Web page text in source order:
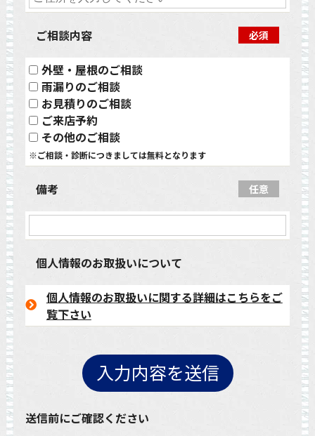
ご相談内容 必須
外壁・屋根のご相談
雨漏りのご相談
お見積りのご相談
ご来店予約
その他のご相談
※ご相談・診断につきましては無料となります
備考 任意
個人情報のお取扱いについて
個人情報のお取扱いに関する詳細はこちらをご
覧下さい
送信前にご確認ください